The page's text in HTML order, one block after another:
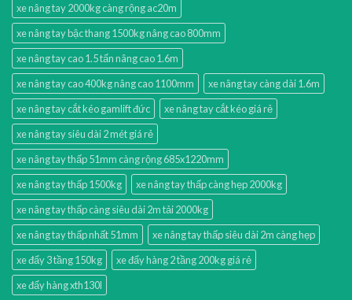
xe nâng tay 2000kg càng rộng ac20m
xe nâng tay bậc thang 1500kg nâng cao 800mm
xe nâng tay cao 1.5 tấn nâng cao 1.6m
xe nâng tay cao 400kg nâng cao 1100mm
xe nâng tay càng dài 1.6m
xe nâng tay cắt kéo gamlift đức
xe nâng tay cắt kéo giá rẻ
xe nâng tay siêu dài 2 mét giá rẻ
xe nâng tay thấp 51mm càng rộng 685x1220mm
xe nâng tay thấp 1500kg
xe nâng tay thấp càng hẹp 2000kg
xe nâng tay thấp càng siêu dài 2m tải 2000kg
xe nâng tay thấp nhất 51mm
xe nâng tay thấp siêu dài 2m càng hẹp
xe đẩy 3 tầng 150kg
xe đẩy hàng 2 tầng 200kg giá rẻ
xe đẩy hàng xth130l